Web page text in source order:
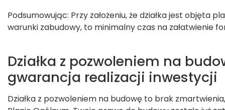
Podsumowując: Przy założeniu, że działka jest objęta
warunki zabudowy, to minimalny czas na załatwienie
Działka z pozwoleniem na
gwarancja realizacji inwestycji
Działka z pozwoleniem na budowę to brak